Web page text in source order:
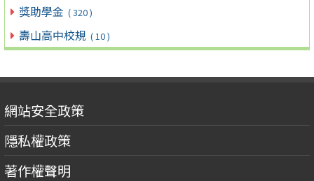
獎助學金 ( 320 )
壽山高中校規 ( 10 )
網站安全政策
隱私權政策
著作權聲明